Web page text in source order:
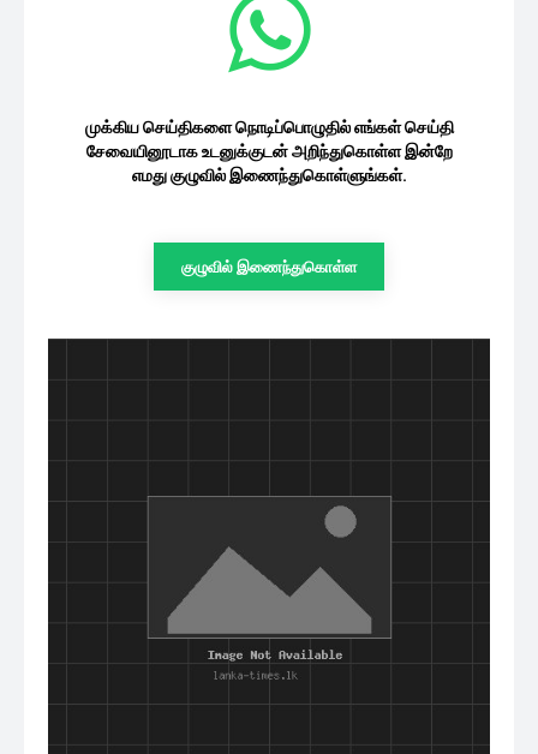
முக்கிய செய்திகளை நொடிப்பொழுதில் எங்கள் செய்தி
சேவையினூடாக உடனுக்குடன் அறிந்துகொள்ள இன்றே
எமது குழுவில் இணைந்துகொள்ளுங்கள்.
குழுவில் இணைந்துகொள்ள